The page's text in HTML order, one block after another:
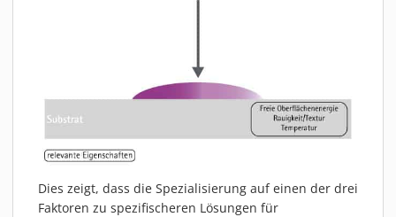
ÜBER UNS
VISION, MISSION, WERTE
NACHHALTIGKEIT
LEISTUNGEN
Dies zeigt, dass die Spezialisierung auf einen der drei
Faktoren zu spezifischeren Lösungen für